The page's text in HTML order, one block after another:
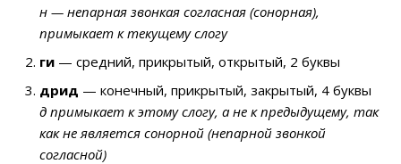
н — непарная звонкая согласная (сонорная),
примыкает к текущему слогу
ги — средний, прикрытый, открытый, 2 буквы
дрид — конечный, прикрытый, закрытый, 4 буквы
д примыкает к этому слогу, а не к предыдущему, так
как не является сонорной (непарной звонкой
согласной)